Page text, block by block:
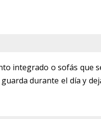
integrado o sofás que
durante el día y